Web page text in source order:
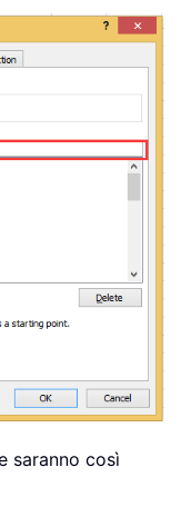
saranno così